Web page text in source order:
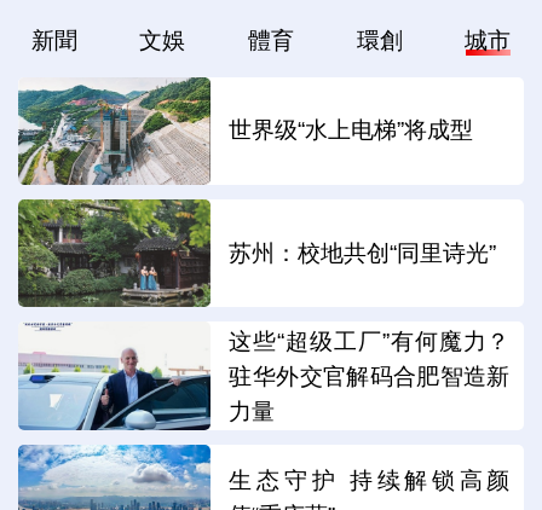
新聞 文娛 體育 環創 城市
世界级“水上电梯”将成型
苏州：校地共创“同里诗光”
这些“超级工厂”有何魔力？
驻华外交官解码合肥智造新
力量
生态守护 持续解锁高颜